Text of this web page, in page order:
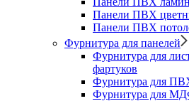
Панели ПВХ
Панели ПВХ
Фурнитура для панелей
Фурнитура для
фартуков
Фурнитура для
Фурнитура для